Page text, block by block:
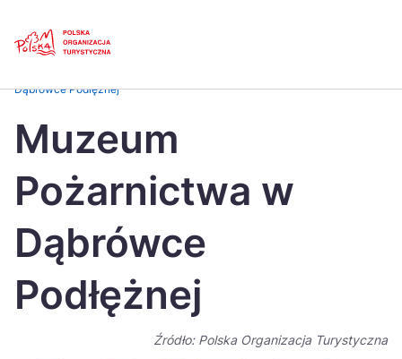
Česká
Dansk
Italiano
Nederlands
Dąbrówce Podłężnej
Muzeum
Pożarnictwa w
Dąbrówce
Podłężnej
Źródło: Polska Organizacja Turystyczna